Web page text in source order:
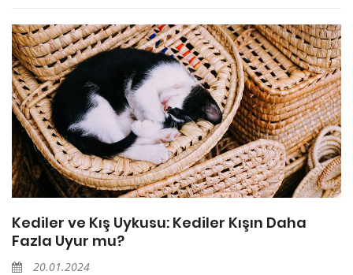
Kediler ve Kış Uykusu: Kediler Kışın Daha
Fazla Uyur mu?
20.01.2024